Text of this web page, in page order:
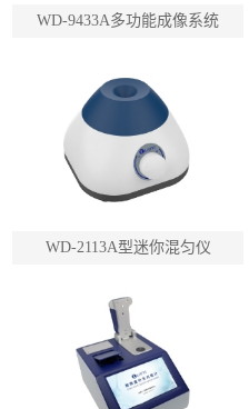
WD-9433A多功能成像系统
WD-2113A型迷你混匀仪